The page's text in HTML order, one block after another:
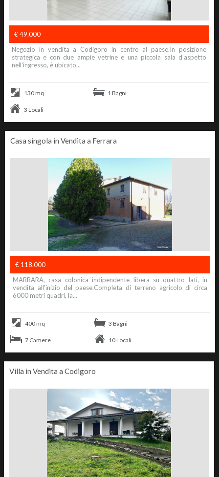
€ 49.000
Negozio in vendita a Codigoro in centro al paese.In posizione
strategica e con due ampie vetrine e una piccola sala d'aspetto
nell'ingresso, è ubicato...
130 mq 1 Bagni
3 Locali
Casa singola in Vendita a Ferrara
€ 118.000
MARRARA, casa colonica indipendente libera su quattro lati, in
vendita all'inizio del paese.Completa di terreno agricolo di circa
6000 metri quadri, la...
400 mq 3 Bagni
7 Camere 10 Locali
Villa in Vendita a Codigoro